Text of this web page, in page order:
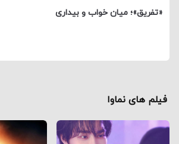
«تفریق»؛ میان خواب و بیداری
فیلم های نماوا